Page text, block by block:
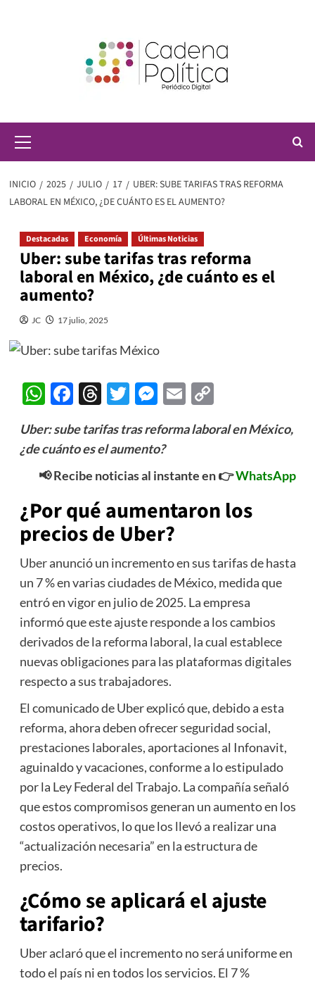
principal
INICIO 2025 JULIO 17
UBER: SUBE TARIFAS TRAS REFORMA
LABORAL EN MÉXICO, ¿DE CUÁNTO ES EL AUMENTO?
Destacadas Economía Últimas Noticias
Uber: sube tarifas tras reforma
laboral en México, ¿de cuánto es el
aumento?
JC 17 julio, 2025
WhatsApp
Facebook
Threads
Twitter
Messenger
EmailCopy
Uber: sube tarifas tras reforma laboral en México,
¿de cuánto es el aumento?
📢 Recibe noticias al instante en 👉WhatsApp
¿Por qué aumentaron los
precios de Uber?
Uberanunció un incremento en sus tarifas de hasta
un 7 % en varias ciudades de México, medida que
entró en vigor en julio de 2025. La empresa
informó que este ajuste responde a los cambios
derivados de la reforma laboral, la cual establece
nuevas obligaciones para las plataformas digitales
respecto a sus trabajadores.
El comunicado de Uber explicó que, debido a esta
reforma, ahora deben ofrecer seguridad social,
prestaciones laborales, aportaciones al Infonavit,
aguinaldo y vacaciones, conforme a lo estipulado
por la Ley Federal del Trabajo. La compañía señaló
que estos compromisos generan un aumento en los
costos operativos, lo que los llevó a realizar una
“actualización necesaria” en la estructura de
precios.
¿Cómo se aplicará el ajuste
tarifario?
Uber aclaró que el incremento no será uniforme en
todo el país ni en todos los servicios. El 7 %